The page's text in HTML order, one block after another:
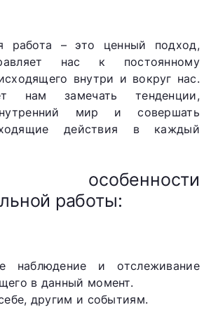
работа – это ценный подход,
нас к постоянному
внутри и вокруг нас.
нам замечать тенденции,
мир и совершать
действия в каждый
особенности
работы:
наблюдение и отслеживание
в данный момент.
другим и событиям.